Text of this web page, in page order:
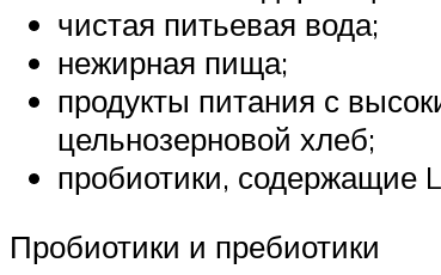
чистая питьевая вода;
нежирная пища;
продукты питания с
цельнозерновой хлеб;
пробиотики, содержащие
Пробиотики и пребиотики